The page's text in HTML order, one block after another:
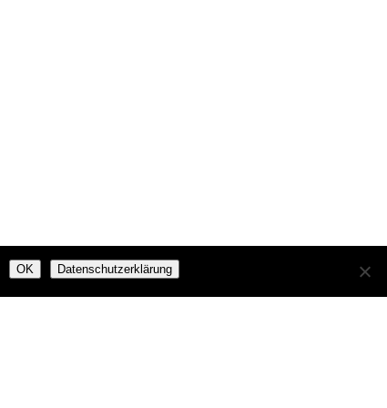
OK Datenschutzerklärung